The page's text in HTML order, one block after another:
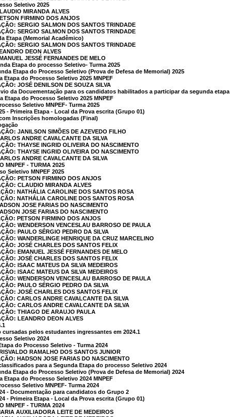
Seletivo 2025
MIRANDA ALVES
FIRMINO DOS ANJOS
SERGIO SALMON DOS SANTOS TRINDADE
SERGIO SALMON DOS SANTOS TRINDADE
Etapa (Memorial Acadêmico)
SERGIO SALMON DOS SANTOS TRINDADE
DEON ALVES
JESSÉ FERNANDES DE MELO
Etapa do processo Seletivo- Turma 2025
Etapa do Processo Seletivo (Prova de Defesa de Memorial) 2025
Etapa do Processo Seletivo 2025 MNPEF
JOSÉ DENILSON DE SOUZA SILVA
da Docuementação para os candidatos habilitados a participar da segunda etapa
Etapa do Processo Seletivo 2025 MNPEF
Seletivo MNPEF- Turma 2025
- Primeira Etapa - Local da Prova escrita (Grupo 01)
Inscrições homologadas (Final)
JANILSON SIMÕES DE AZEVEDO FILHO
ANDRE CAVALCANTE DA SILVA
THAYSE INGRID OLIVEIRA DO NASCIMENTO
THAYSE INGRID OLIVEIRA DO NASCIMENTO
ANDRE CAVALCANTE DA SILVA
MNPEF - TURMA 2025
Seletivo MNPEF 2025
PETSON FIRMINO DOS ANJOS
CLAUDIO MIRANDA ALVES
NATHÁLIA CAROLINE DOS SANTOS ROSA
NATHÁLIA CAROLINE DOS SANTOS ROSA
JOSE FARIAS DO NASCIMENTO
JOSE FARIAS DO NASCIMENTO
PETSON FIRMINO DOS ANJOS
WENDERSON VENCESLAU BARROSO DE PAULA
PAULO SÉRGIO PEDRO DA SILVA
WANDERLINGE HENRIQUE DA CRUZ MARCELINO
JOSÉ CHARLES DOS SANTOS FELIX
EMANUEL JESSÉ FERNANDES DE MELO
JOSÉ CHARLES DOS SANTOS FELIX
ISAAC MATEUS DA SILVA MEDEIROS
ISAAC MATEUS DA SILVA MEDEIROS
WENDERSON VENCESLAU BARROSO DE PAULA
PAULO SÉRGIO PEDRO DA SILVA
JOSÉ CHARLES DOS SANTOS FELIX
CARLOS ANDRE CAVALCANTE DA SILVA
CARLOS ANDRE CAVALCANTE DA SILVA
THIAGO DE ARAUJO PAULA
LEANDRO DEON ALVES
pelos estudantes ingressantes em 2024.1
Seletivo 2024
do Processo Seletivo - Turma 2024
RAMALHO DOS SANTOS JUNIOR
HADSON JOSE FARIAS DO NASCIMENTO
para a Segunda Etapa do processo Seletivo 2024
Etapa do Processo Seletivo (Prova de Defesa de Memorial) 2024
Etapa do Processo Seletivo 2024 MNPEF
Seletivo MNPEF- Turma 2024
- Documentação para candidatos do Grupo 2
- Primeira Etapa - Local da Prova escrita (Grupo 01)
MNPEF - TURMA 2024
AUXILIADORA LEITE DE MEDEIROS